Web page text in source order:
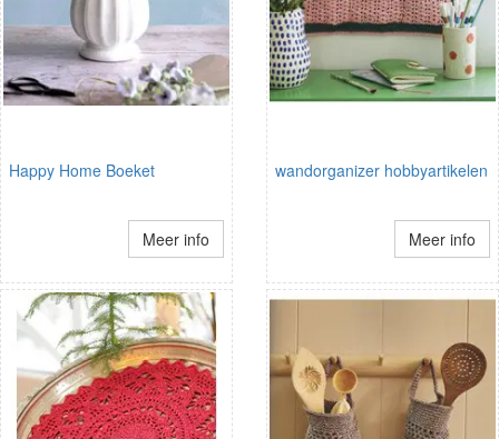
Happy Home Boeket
Meer info
wandorganizer hobbyartikelen
Meer info